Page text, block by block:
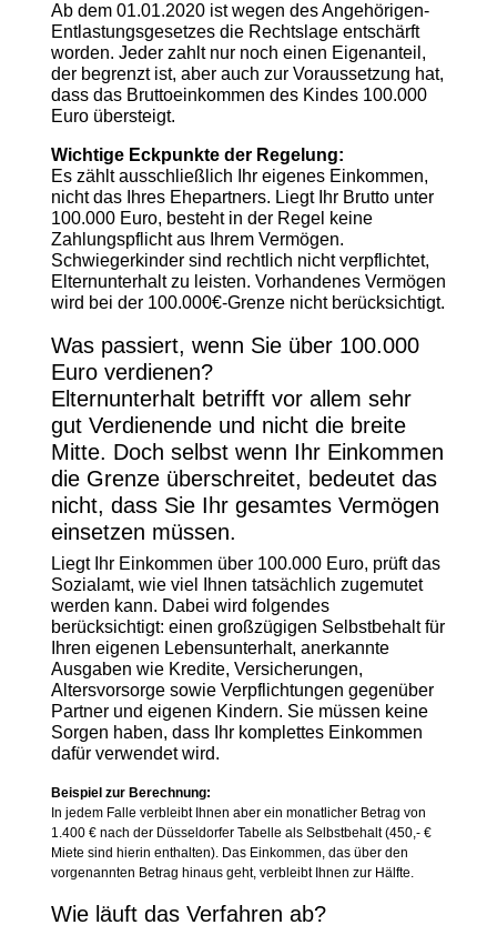
Ab dem 01.01.2020 ist wegen des Angehörigen-
Entlastungsgesetzes die Rechtslage entschärft
worden. Jeder zahlt nur noch einen Eigenanteil,
der begrenzt ist, aber auch zur Voraussetzung hat,
dass das Bruttoeinkommen des Kindes 100.000
Euro übersteigt.
Wichtige Eckpunkte der Regelung:
Es zählt ausschließlich Ihr eigenes Einkommen,
nicht das Ihres Ehepartners. Liegt Ihr Brutto unter
100.000 Euro, besteht in der Regel keine
Zahlungspflicht aus Ihrem Vermögen.
Schwiegerkinder sind rechtlich nicht verpflichtet,
Elternunterhalt zu leisten. Vorhandenes Vermögen
wird bei der 100.000€-Grenze nicht berücksichtigt.
Was passiert, wenn Sie über 100.000
Euro verdienen?
Elternunterhalt betrifft vor allem sehr
gut Verdienende und nicht die breite
Mitte. Doch selbst wenn Ihr Einkommen
die Grenze überschreitet, bedeutet das
nicht, dass Sie Ihr gesamtes Vermögen
einsetzen müssen.
Liegt Ihr Einkommen über 100.000 Euro, prüft das
Sozialamt, wie viel Ihnen tatsächlich zugemutet
werden kann. Dabei wird folgendes
berücksichtigt: einen großzügigen Selbstbehalt für
Ihren eigenen Lebensunterhalt, anerkannte
Ausgaben wie Kredite, Versicherungen,
Altersvorsorge sowie Verpflichtungen gegenüber
Partner und eigenen Kindern. Sie müssen keine
Sorgen haben, dass Ihr komplettes Einkommen
dafür verwendet wird.
Beispiel zur Berechnung:
In jedem Falle verbleibt Ihnen aber ein monatlicher Betrag von
1.400 € nach der Düsseldorfer Tabelle als Selbstbehalt (450,- €
Miete sind hierin enthalten). Das Einkommen, das über den
vorgenannten Betrag hinaus geht, verbleibt Ihnen zur Hälfte.
Wie läuft das Verfahren ab?